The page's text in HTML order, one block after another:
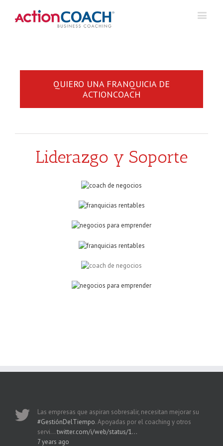
QUIERO UNA FRANQUICIA DE
ACTIONCOACH
Liderazgo y Soporte
Las empresas que aspiran sobresalir, necesitan mejorar su
#GestiónDelTiempo. Apoyadas por el coaching y otros
servi…twitter.com/i/web/status/1…
7 years ago